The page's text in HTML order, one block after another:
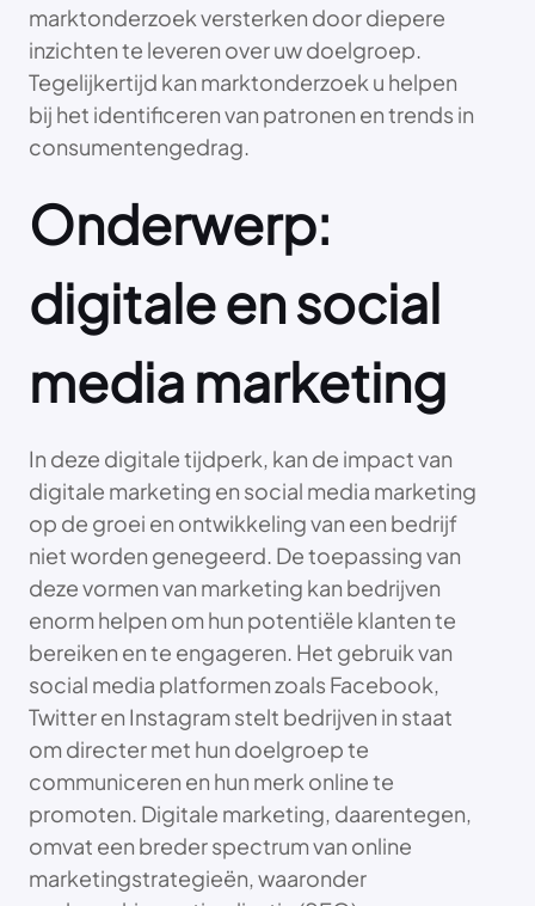
marktonderzoek versterken door diepere
inzichten te leveren over uw doelgroep.
Tegelijkertijd kan marktonderzoek u helpen
bij het identificeren van patronen en trends in
consumentengedrag.
Onderwerp:
digitale en social
media marketing
In deze digitale tijdperk, kan de impact van
digitale marketing en social media marketing
op de groei en ontwikkeling van een bedrijf
niet worden genegeerd. De toepassing van
deze vormen van marketing kan bedrijven
enorm helpen om hun potentiële klanten te
bereiken en te engageren. Het gebruik van
social media platformen zoals Facebook,
Twitter en Instagram stelt bedrijven in staat
om directer met hun doelgroep te
communiceren en hun merk online te
promoten. Digitale marketing, daarentegen,
omvat een breder spectrum van online
marketingstrategieën, waaronder